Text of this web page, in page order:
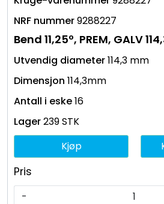
9288227
Bend 11,25º, PREM, GALV
114,3 mm
114,3mm
16
239 STK
Pris
-
Kjøp